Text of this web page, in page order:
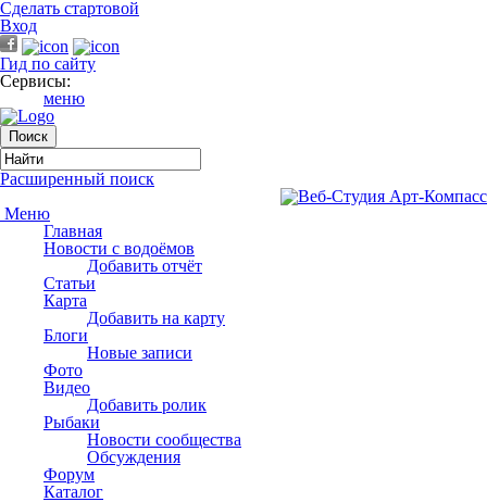
Сделать стартовой
Вход
Гид по сайту
Сервисы:
меню
Расширенный поиск
Меню
Главная
Новости с водоёмов
Добавить отчёт
Статьи
Карта
Добавить на карту
Блоги
Новые записи
Фото
Видео
Добавить ролик
Рыбаки
Новости сообщества
Обсуждения
Форум
Каталог